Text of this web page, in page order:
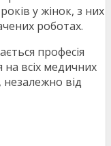
у жінок, з них
роботах.
професія
всіх медичних
незалежно від